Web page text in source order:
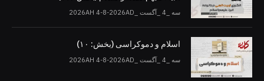
سه _4 _آگست _2026AH 4-8-2026AD
اسلام و دموکراسی (بخش: ۱۰)
سه _4 _آگست _2026AH 4-8-2026AD